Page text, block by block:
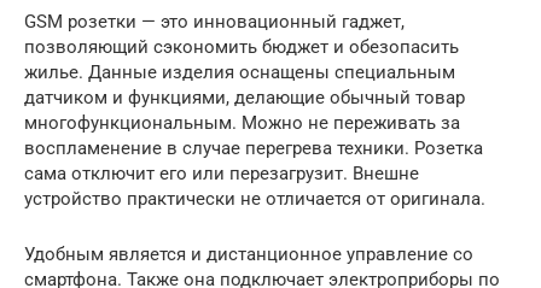
GSM розетки — это инновационный гаджет,
позволяющий сэкономить бюджет и обезопасить
жилье. Данные изделия оснащены специальным
датчиком и функциями, делающие обычный товар
многофункциональным. Можно не переживать за
воспламенение в случае перегрева техники. Розетка
сама отключит его или перезагрузит. Внешне
устройство практически не отличается от оригинала.
Удобным является и дистанционное управление со
смартфона. Также она подключает электроприборы по